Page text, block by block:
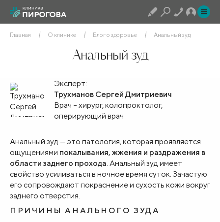
Главная О клинике Блог о здоровье Анальный зуд
Анальный зуд
Эксперт:
Трухманов Сергей Дмитриевич
Врач – хирург, колопроктолог,
оперирующий врач
Анальный зуд — это патология, которая проявляется
ощущениями покалывания, жжения и раздражения в
области заднего прохода. Анальный зуд имеет
свойство усиливаться в ночное время суток. Зачастую
его сопровождают покраснение и сухость кожи вокруг
заднего отверстия.
ПРИЧИНЫ АНАЛЬНОГО ЗУДА